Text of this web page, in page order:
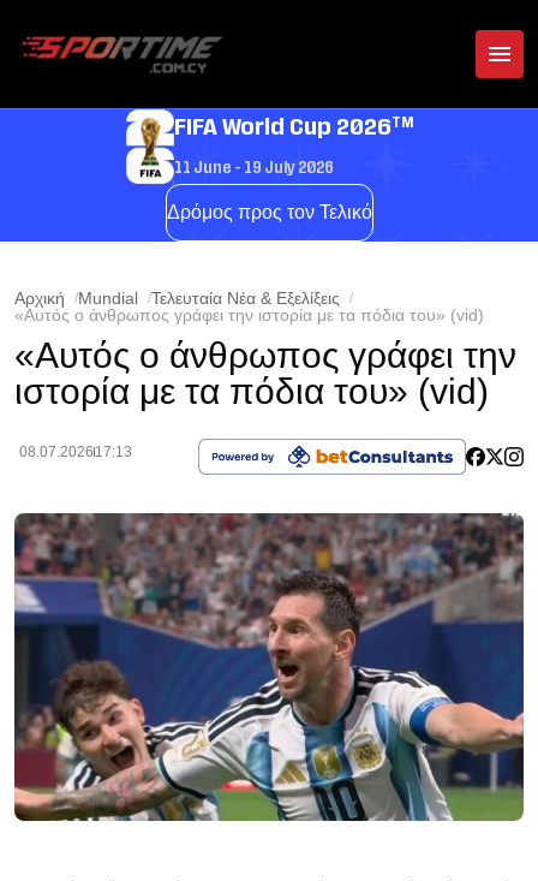
FIFA World Cup 2026TM
11 June - 19 July 2026
Δρόμος προς τον Τελικό
Αρχική Mundial
Τελευταία Νέα & Εξελίξεις
«Αυτός ο άνθρωπος γράφει την ιστορία με τα πόδια του» (vid)
«Αυτός ο άνθρωπος γράφει την
ιστορία με τα πόδια του» (vid)
08.07.2026 17:13